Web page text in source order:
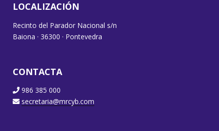
LOCALIZACIÓN
Recinto del Parador Nacional s/n
Baiona · 36300 · Pontevedra
CONTACTA
986 385 000
secretaria@mrcyb.com